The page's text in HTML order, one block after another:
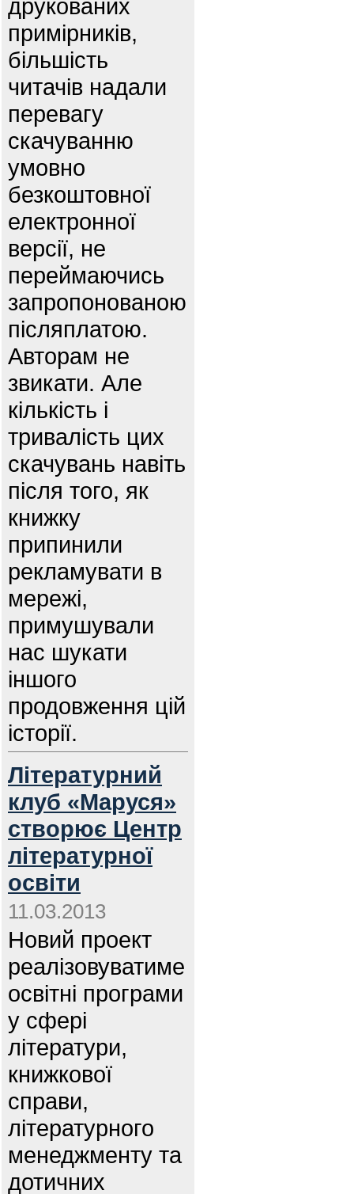
друкованих
примірників,
більшість
читачів надали
перевагу
скачуванню
умовно
безкоштовної
електронної
версії, не
переймаючись
запропонованою
післяплатою.
Авторам не
звикати. Але
кількість і
тривалість цих
скачувань навіть
після того, як
книжку
припинили
рекламувати в
мережі,
примушували
нас шукати
іншого
продовження цій
історії.
Літературний
клуб «Маруся»
створює Центр
літературної
освіти
11.03.2013
Новий проект
реалізовуватиме
освітні програми
у сфері
літератури,
книжкової
справи,
літературного
менеджменту та
дотичних